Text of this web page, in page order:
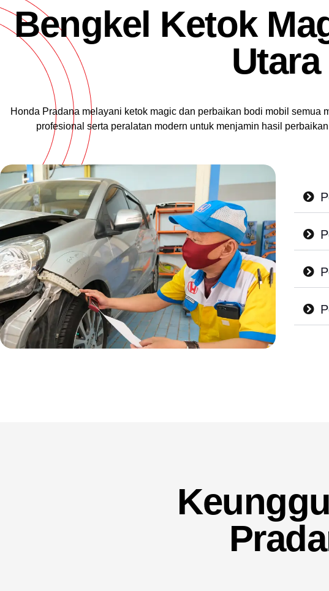
Bengkel Ketok
Utara
Honda Pradana melayani ketok magic dan perbaikan bodi mobil semua
profesional serta peralatan modern untuk menjamin hasil